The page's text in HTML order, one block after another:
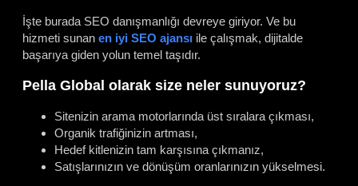
İşte burada SEO danışmanlığı devreye giriyor. Ve bu
hizmeti sunan en iyi SEO ajansı ile çalışmak, dijitalde
başarıya giden yolun temel taşıdır.
Pella Global olarak size neler sunuyoruz?
Sitenizin arama motorlarında üst sıralara çıkması,
Organik trafiğinizin artması,
Hedef kitlenizin tam karşısına çıkmanız,
Satışlarınızın ve dönüşüm oranlarınızın yükselmesi.